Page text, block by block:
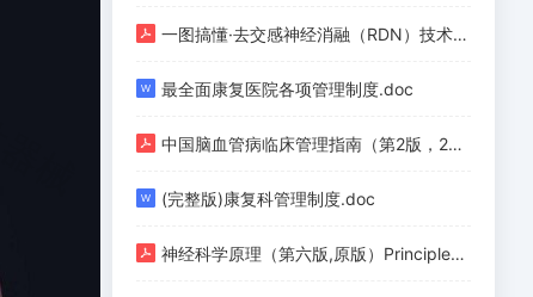
一图搞懂·去交感神经消融（RDN）技术（上）.pdf
最全面康复医院各项管理制度.doc
中国脑血管病临床管理指南（第2版，2023）.pdf
(完整版)康复科管理制度.doc
神经科学原理（第六版,原版）Principles of Neural Science (Sixth Edition) (Eric R. Kandel, John D. Koester etc.) (Z-Library).pdf